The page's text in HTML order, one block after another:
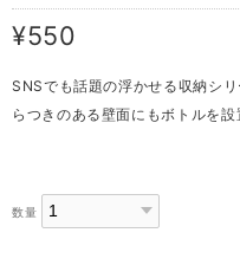
¥550
SNSでも話題の浮かせる収納シ
らつきのある壁面にもボトルを設
数量